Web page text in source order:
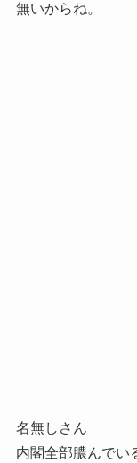
無いからね。
名無しさん
内閣全部膿んでい